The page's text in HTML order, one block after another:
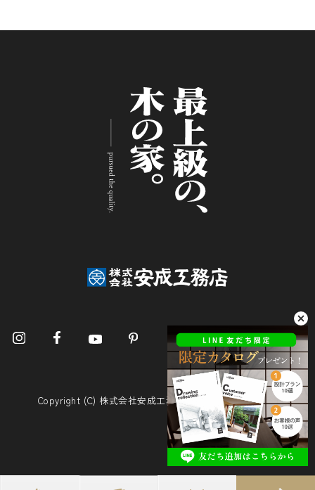
Copyright (C) 株式会社安成工務店. All Rights Reserved.